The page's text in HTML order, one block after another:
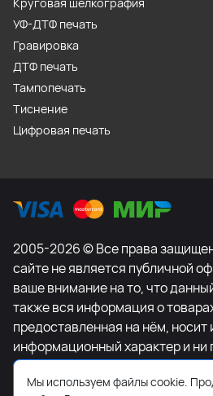
УФ-ДТФ печать
Гравировка
ДТФ печать
Тампопечать
Тиснение
Цифровая печать
2005-2026 © Все права
сайте не является публичной
ваше внимание на то, что
также вся информация о
предоставленная на нём,
информационный характер и ни
является публичной офертой,
положениями Статьи 437
Мы используем файлы cookie.